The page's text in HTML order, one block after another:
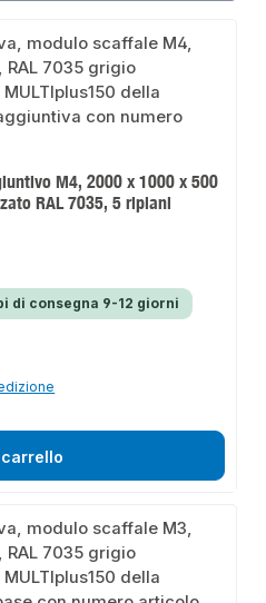
M4, 2000 x 1000 x 500
RAL 7035, 5 ripiani
di consegna 9-12 giorni